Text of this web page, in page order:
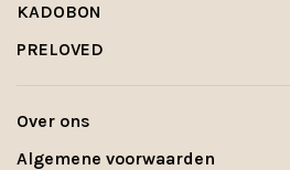
KADOBON
PRELOVED
Over ons
Algemene voorwaarden